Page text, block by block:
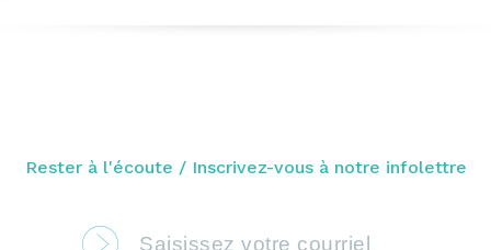
Rester à l'écoute / Inscrivez-vous à notre infolettre